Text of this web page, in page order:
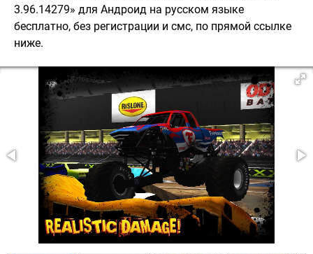
3.96.14279» для Андроид на русском языке
бесплатно, без регистрации и смс, по прямой ссылке
ниже.